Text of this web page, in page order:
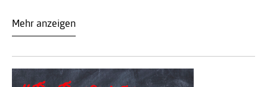
Mehr anzeigen